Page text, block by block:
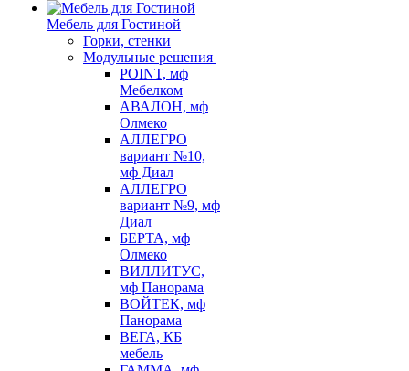
Мебель для Гостиной
Горки, стенки
Модульные решения
POINT, мф
Мебелком
АВАЛОН, мф
Олмеко
АЛЛЕГРО
вариант №10,
мф Диал
АЛЛЕГРО
вариант №9, мф
Диал
БЕРТА, мф
Олмеко
ВИЛЛИТУС,
мф Панорама
ВОЙТЕК, мф
Панорама
ВЕГА, КБ
мебель